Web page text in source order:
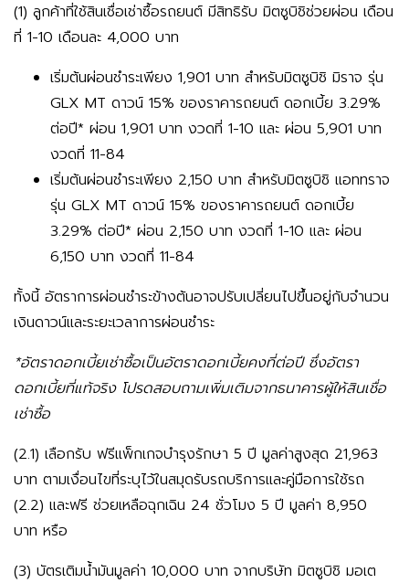
(1) ลูกค้าที่ใช้สินเชื่อเช่าซื้อรถยนต์ มีสิทธิรับ มิตซูบิชิช่วยผ่อน เดือน
ที่ 1-10 เดือนละ 4,000 บาท
เริ่มต้นผ่อนชำระเพียง 1,901 บาท สำหรับมิตซูบิชิ มิราจ รุ่น
GLX MT ดาวน์ 15% ของราคารถยนต์ ดอกเบี้ย 3.29%
ต่อปี* ผ่อน 1,901 บาท งวดที่ 1-10 และ ผ่อน 5,901 บาท
งวดที่ 11-84
เริ่มต้นผ่อนชำระเพียง 2,150 บาท สำหรับมิตซูบิชิ แอททราจ
รุ่น GLX MT ดาวน์ 15% ของราคารถยนต์ ดอกเบี้ย
3.29% ต่อปี* ผ่อน 2,150 บาท งวดที่ 1-10 และ ผ่อน
6,150 บาท งวดที่ 11-84
ทั้งนี้ อัตราการผ่อนชำระข้างต้นอาจปรับเปลี่ยนไปขึ้นอยู่กับจำนวน
เงินดาวน์และระยะเวลาการผ่อนชำระ
*อัตราดอกเบี้ยเช่าซื้อเป็นอัตราดอกเบี้ยคงที่ต่อปี ซึ่งอัตรา
ดอกเบี้ยที่แท้จริง โปรดสอบถามเพิ่มเติมจากธนาคารผู้ให้สินเชื่อ
เช่าซื้อ
(2.1) เลือกรับ ฟรีแพ็กเกจบำรุงรักษา 5 ปี มูลค่าสูงสุด 21,963
บาท ตามเงื่อนไขที่ระบุไว้ในสมุดรับรถบริการและคู่มือการใช้รถ
(2.2) และฟรี ช่วยเหลือฉุกเฉิน 24 ชั่วโมง 5 ปี มูลค่า 8,950
บาท หรือ
(3) บัตรเติมน้ำมันมูลค่า 10,000 บาท จากบริษัท มิตซูบิชิ มอเต